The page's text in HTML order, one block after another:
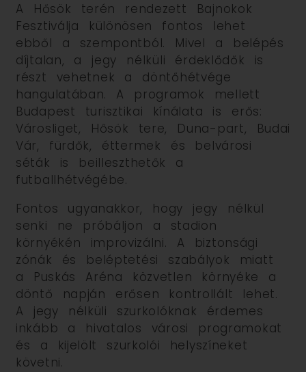
A Hősök terén rendezett Bajnokok
Fesztiválja különösen fontos lehet
ebből a szempontból. Mivel a belépés
díjtalan, a jegy nélküli érdeklődők is
részt vehetnek a döntőhétvége
hangulatában. A programok mellett
Budapest turisztikai kínálata is erős:
Városliget, Hősök tere, Duna-part, Budai
Vár, fürdők, éttermek és belvárosi
séták is beilleszthetők a
futballhétvégébe.
Fontos ugyanakkor, hogy jegy nélkül
senki ne próbáljon a stadion
környékén improvizálni. A biztonsági
zónák és beléptetési szabályok miatt
a Puskás Aréna közvetlen környéke a
döntő napján erősen kontrollált lehet.
A jegy nélküli szurkolóknak érdemes
inkább a hivatalos városi programokat
és a kijelölt szurkolói helyszíneket
követni.